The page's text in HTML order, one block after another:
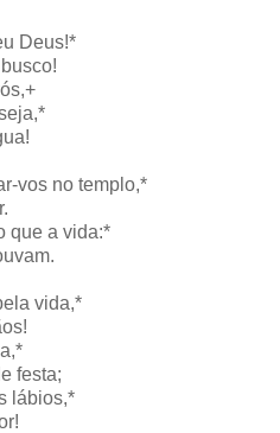
Deus!*
vos no templo,*
que a vida:*
vida,*
festa;
lábios,*